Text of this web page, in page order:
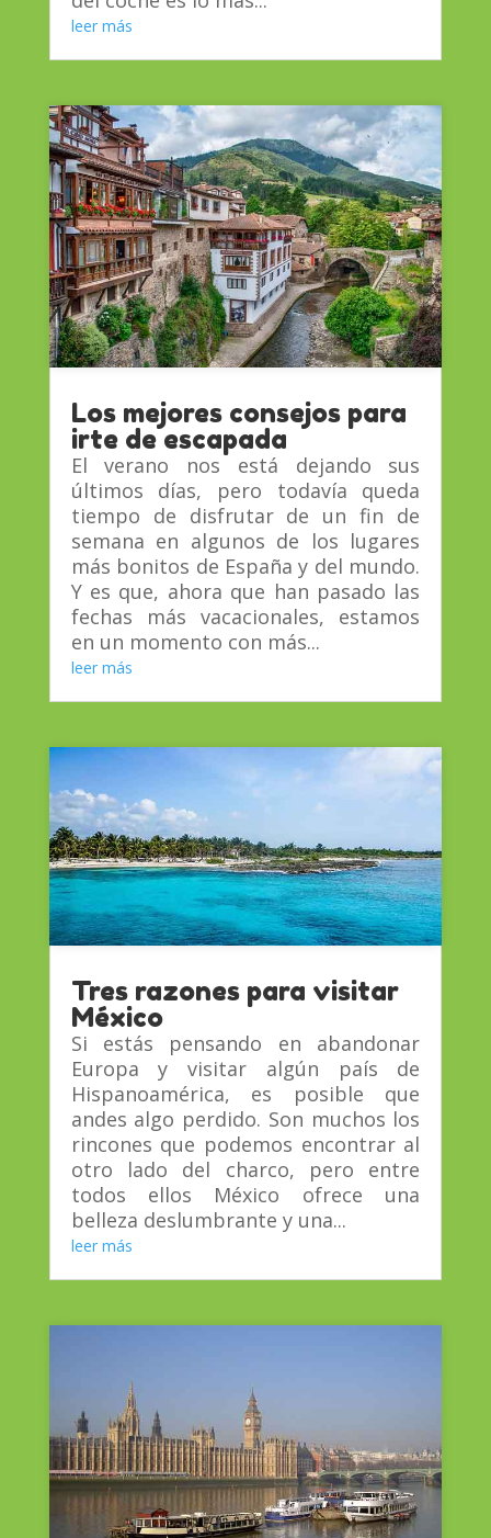
leer más
Los mejores consejos para
irte de escapada
El verano nos está dejando sus
últimos días, pero todavía queda
tiempo de disfrutar de un fin de
semana en algunos de los lugares
más bonitos de España y del mundo.
Y es que, ahora que han pasado las
fechas más vacacionales, estamos
en un momento con más...
leer más
Tres razones para visitar
México
Si estás pensando en abandonar
Europa y visitar algún país de
Hispanoamérica, es posible que
andes algo perdido. Son muchos los
rincones que podemos encontrar al
otro lado del charco, pero entre
todos ellos México ofrece una
belleza deslumbrante y una...
leer más